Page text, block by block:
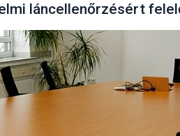
láncellenőrzésért